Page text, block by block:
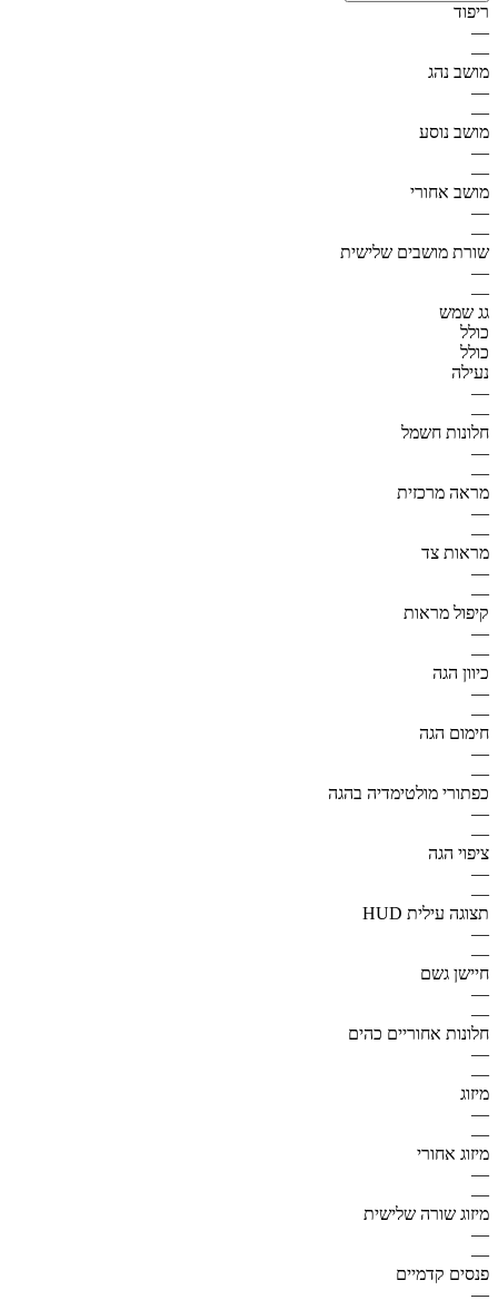
ריפוד
—
—
מושב נהג
—
—
מושב נוסע
—
—
מושב אחורי
—
—
שורת מושבים שלישית
—
—
גג שמש
כולל
כולל
נעילה
—
—
חלונות חשמל
—
—
מראה מרכזית
—
—
מראות צד
—
—
קיפול מראות
—
—
כיוון הגה
—
—
חימום הגה
—
—
כפתורי מולטימדיה בהגה
—
—
ציפוי הגה
—
—
תצוגה עילית HUD
—
—
חיישן גשם
—
—
חלונות אחוריים כהים
—
—
מיזוג
—
—
מיזוג אחורי
—
—
מיזוג שורה שלישית
—
—
פנסים קדמיים
—